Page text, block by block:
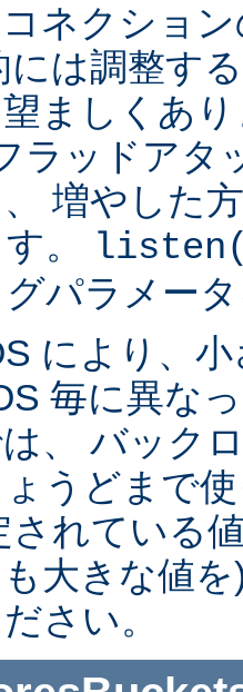
ネクショ
には調整す
ましくあ
ラッドアタ
増やした
。
パラメー
により、
毎に異な
は、 バック
うどまで
されている
大きな値
さい。